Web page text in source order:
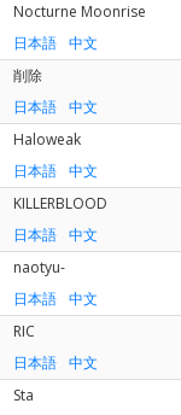
Nocturne Moonrise
日本語
中文
削除
日本語
中文
Haloweak
日本語
中文
KILLERBLOOD
日本語
中文
naotyu-
日本語
中文
RIC
日本語
中文
Sta